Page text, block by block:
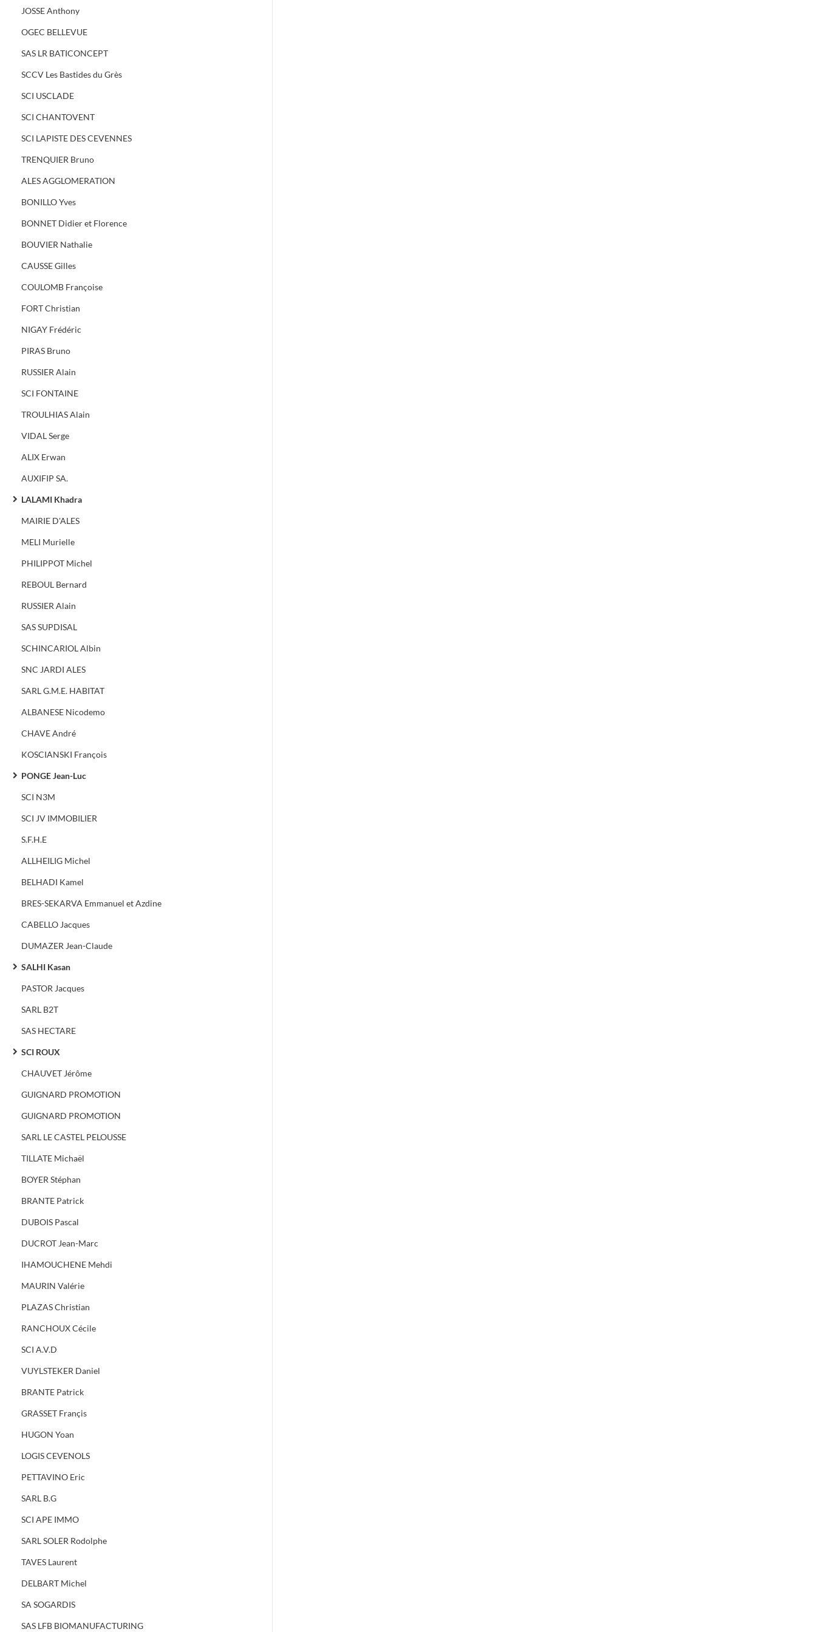
JOSSE Anthony
OGEC BELLEVUE
SAS LR BATICONCEPT
SCCV Les Bastides du Grès
SCI USCLADE
SCI CHANTOVENT
SCI LAPISTE DES CEVENNES
TRENQUIER Bruno
ALES AGGLOMERATION
BONILLO Yves
BONNET Didier et Florence
BOUVIER Nathalie
CAUSSE Gilles
COULOMB Françoise
FORT Christian
NIGAY Frédéric
PIRAS Bruno
RUSSIER Alain
SCI FONTAINE
TROULHIAS Alain
VIDAL Serge
ALIX Erwan
AUXIFIP SA.
LALAMI Khadra
MAIRIE D'ALES
MELI Murielle
PHILIPPOT Michel
REBOUL Bernard
RUSSIER Alain
SAS SUPDISAL
SCHINCARIOL Albin
SNC JARDI ALES
SARL G.M.E. HABITAT
ALBANESE Nicodemo
CHAVE André
KOSCIANSKI François
PONGE Jean-Luc
SCI N3M
SCI JV IMMOBILIER
S.F.H.E
ALLHEILIG Michel
BELHADI Kamel
BRES-SEKARVA Emmanuel et Azdine
CABELLO Jacques
DUMAZER Jean-Claude
SALHI Kasan
PASTOR Jacques
SARL B2T
SAS HECTARE
SCI ROUX
CHAUVET Jérôme
GUIGNARD PROMOTION
GUIGNARD PROMOTION
SARL LE CASTEL PELOUSSE
TILLATE Michaël
BOYER Stéphan
BRANTE Patrick
DUBOIS Pascal
DUCROT Jean-Marc
IHAMOUCHENE Mehdi
MAURIN Valérie
PLAZAS Christian
RANCHOUX Cécile
SCI A.V.D
VUYLSTEKER Daniel
BRANTE Patrick
GRASSET Françis
HUGON Yoan
LOGIS CEVENOLS
PETTAVINO Eric
SARL B.G
SCI APE IMMO
SARL SOLER Rodolphe
TAVES Laurent
DELBART Michel
SA SOGARDIS
SAS LFB BIOMANUFACTURING